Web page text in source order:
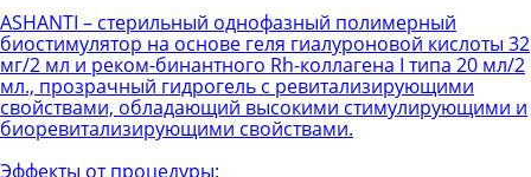
ASHANTI – стерильный однофазный полимерный
биостимулятор на основе геля гиалуроновой кислоты 32
мг/2 мл и реком-бинантного Rh-коллагена I типа 20 мл/2
мл., прозрачный гидрогель с ревитализирующими
свойствами, обладающий высокими стимулирующими и
биоревитализирующими свойствами.
Эффекты от процедуры: